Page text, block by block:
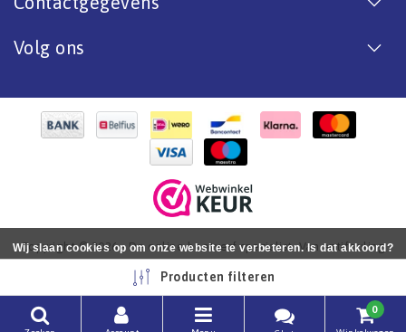
Volg ons
Copyright © 2026 - De online bootverf specialist. Van antifouling
tot aflak. - All rights reserved - RealizationInStijl Media
Producten filteren
0
Wij slaan cookies op om onze website te verbeteren. Is dat akkoord?
Nee Meer over cookies »